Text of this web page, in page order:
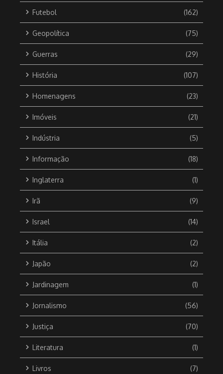
Futebol (162)
Geopolítica (75)
Guerras (29)
História (107)
Homenagens (23)
Imóveis (21)
Indústria (5)
Informação (18)
Inglaterra (1)
Irã (9)
Israel (14)
Itália (2)
Japão (2)
Jardinagem (1)
Jornalismo (56)
Justiça (70)
Literatura (1)
Livros (7)